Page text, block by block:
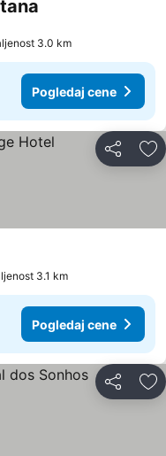
3.0 km
Pogledaj cene
Deli
cene
3.1 km
Pogledaj cene
Deli